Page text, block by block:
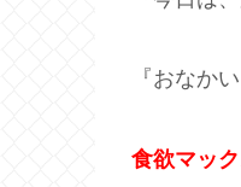
『おなか
食欲マッ